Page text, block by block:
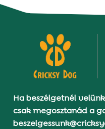
Ha beszélgetnél
csak megosztanád a